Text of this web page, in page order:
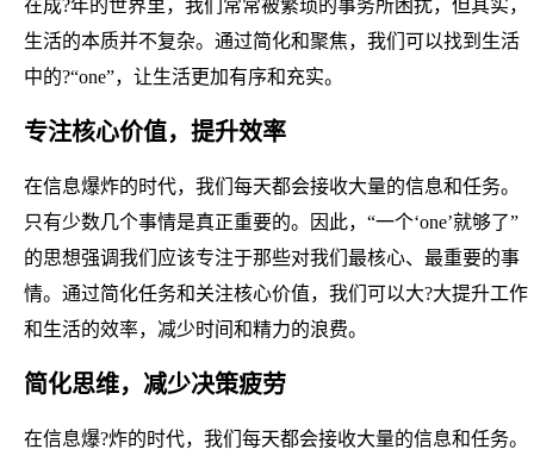
在成?年的世界里，我们常常被繁琐的事务所困扰，但其实，
生活的本质并不复杂。通过简化和聚焦，我们可以找到生活
中的?“one”，让生活更加有序和充实。
专注核心价值，提升效率
在信息爆炸的时代，我们每天都会接收大量的信息和任务。
只有少数几个事情是真正重要的。因此，“一个‘one’就够了”
的思想强调我们应该专注于那些对我们最核心、最重要的事
情。通过简化任务和关注核心价值，我们可以大?大提升工作
和生活的效率，减少时间和精力的浪费。
简化思维，减少决策疲劳
在信息爆?炸的时代，我们每天都会接收大量的信息和任务。